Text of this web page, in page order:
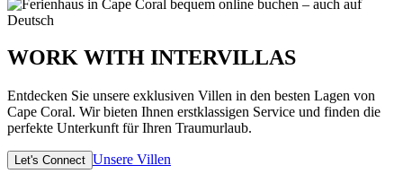
WORK WITH INTERVILLAS
Entdecken Sie unsere exklusiven Villen in den besten Lagen von
Cape Coral. Wir bieten Ihnen erstklassigen Service und finden die
perfekte Unterkunft für Ihren Traumurlaub.
Let's Connect Unsere Villen